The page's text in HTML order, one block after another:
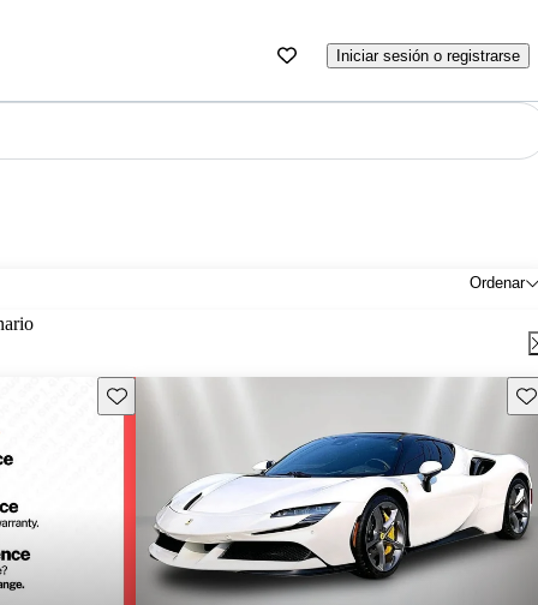
Iniciar sesión o registrarse
Ordenar
Guarda este Aviso